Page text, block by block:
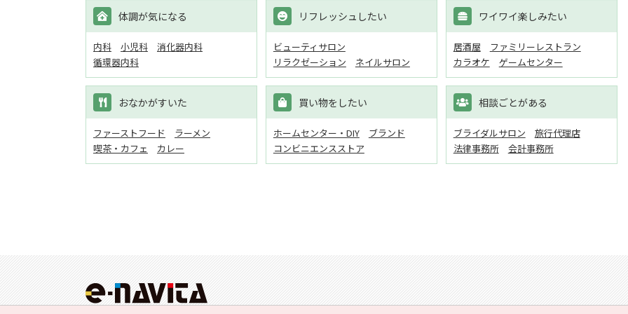
体調が気になる
内科 小児科
消化器内科
循環器内科
リフレッシュしたい
ビューティサロン
リラクゼーション
ネイルサロン
ワイワイ楽しみたい
居酒屋
ファミリーレストラン
カラオケ
ゲームセンター
おなかがすいた
ファーストフード
ラーメン
喫茶・カフェ
カレー
買い物をしたい
ホームセンター・DIY
ブランド
コンビニエンスストア
相談ごとがある
ブライダルサロン
旅行代理店
法律事務所
会計事務所